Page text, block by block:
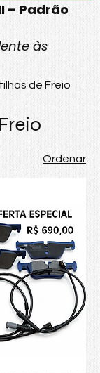
– Padrão
às
de Freio
Ordenar